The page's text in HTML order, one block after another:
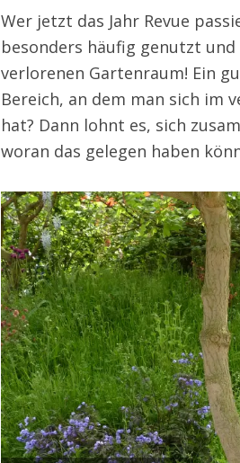
Wer jetzt das Jahr Revue
besonders häufig genutzt
verlorenen Gartenraum! Ein
Bereich, an dem man sich im
hat? Dann lohnt es, sich
woran das gelegen haben